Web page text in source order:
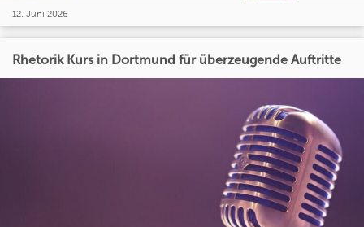
12. Juni 2026
Rhetorik Kurs in Dortmund für überzeugende Auftritte